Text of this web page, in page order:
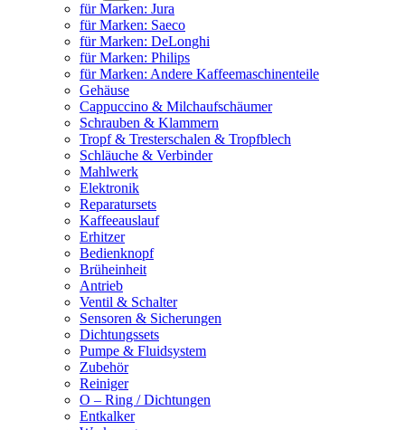
für Marken: Jura
für Marken: Saeco
für Marken: DeLonghi
für Marken: Philips
für Marken: Andere Kaffeemaschinenteile
Gehäuse
Cappuccino & Milchaufschäumer
Schrauben & Klammern
Tropf & Tresterschalen & Tropfblech
Schläuche & Verbinder
Mahlwerk
Elektronik
Reparatursets
Kaffeeauslauf
Erhitzer
Bedienknopf
Brüheinheit
Antrieb
Ventil & Schalter
Sensoren & Sicherungen
Dichtungssets
Pumpe & Fluidsystem
Zubehör
Reiniger
O – Ring / Dichtungen
Entkalker